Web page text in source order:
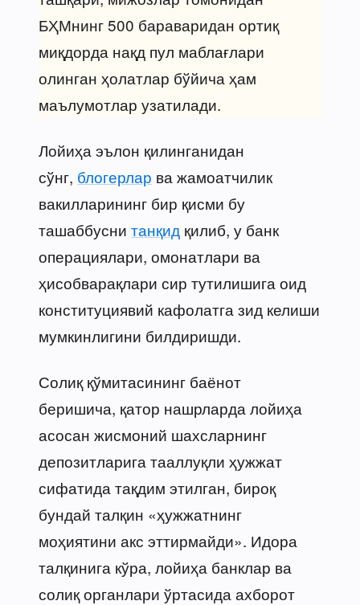
БҲМнинг 500 бараваридан ортиқ
миқдорда нақд пул маблағлари
олинган ҳолатлар бўйича ҳам
маълумотлар узатилади.
Лойиҳа эълон қилинганидан
сўнг, блогерлар ва жамоатчилик
вакилларининг бир қисми бу
ташаббусни танқид қилиб, у банк
операциялари, омонатлари ва
ҳисобварақлари сир тутилишига оид
конституциявий кафолатга зид келиши
мумкинлигини билдиришди.
Солиқ қўмитасининг баёнот
беришича, қатор нашрларда лойиҳа
асосан жисмоний шахсларнинг
депозитларига тааллуқли ҳужжат
сифатида тақдим этилган, бироқ
бундай талқин «ҳужжатнинг
моҳиятини акс эттирмайди». Идора
талқинига кўра, лойиҳа банклар ва
солиқ органлари ўртасида ахборот